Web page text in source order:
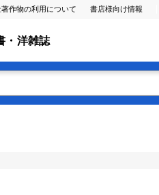
作物の利用について 書店様向け情報
・洋雑誌